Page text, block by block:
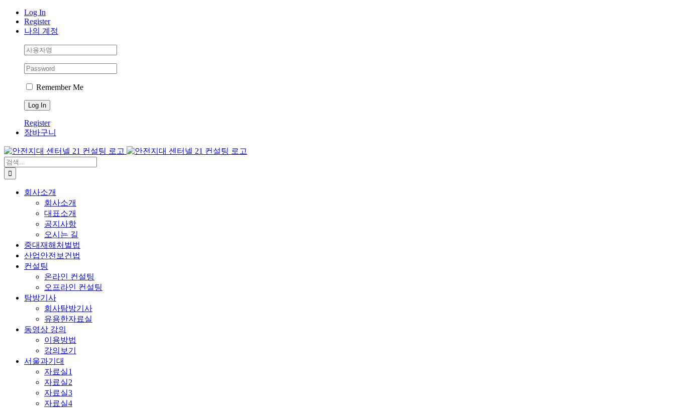
Skip
content
Log In
Register
나의 계정
Remember Me
Register
장바구니
검
색:
회사소개
회사소개
대표소개
공지사항
오시는 길
중대재해처벌법
산업안전보건법
컨설팅
온라인 컨설팅
오프라인 컨설팅
탐방기사
회사탐방기사
유용한자료실
동영상 강의
이용방법
강의보기
서울과기대
자료실1
자료실2
자료실3
자료실4